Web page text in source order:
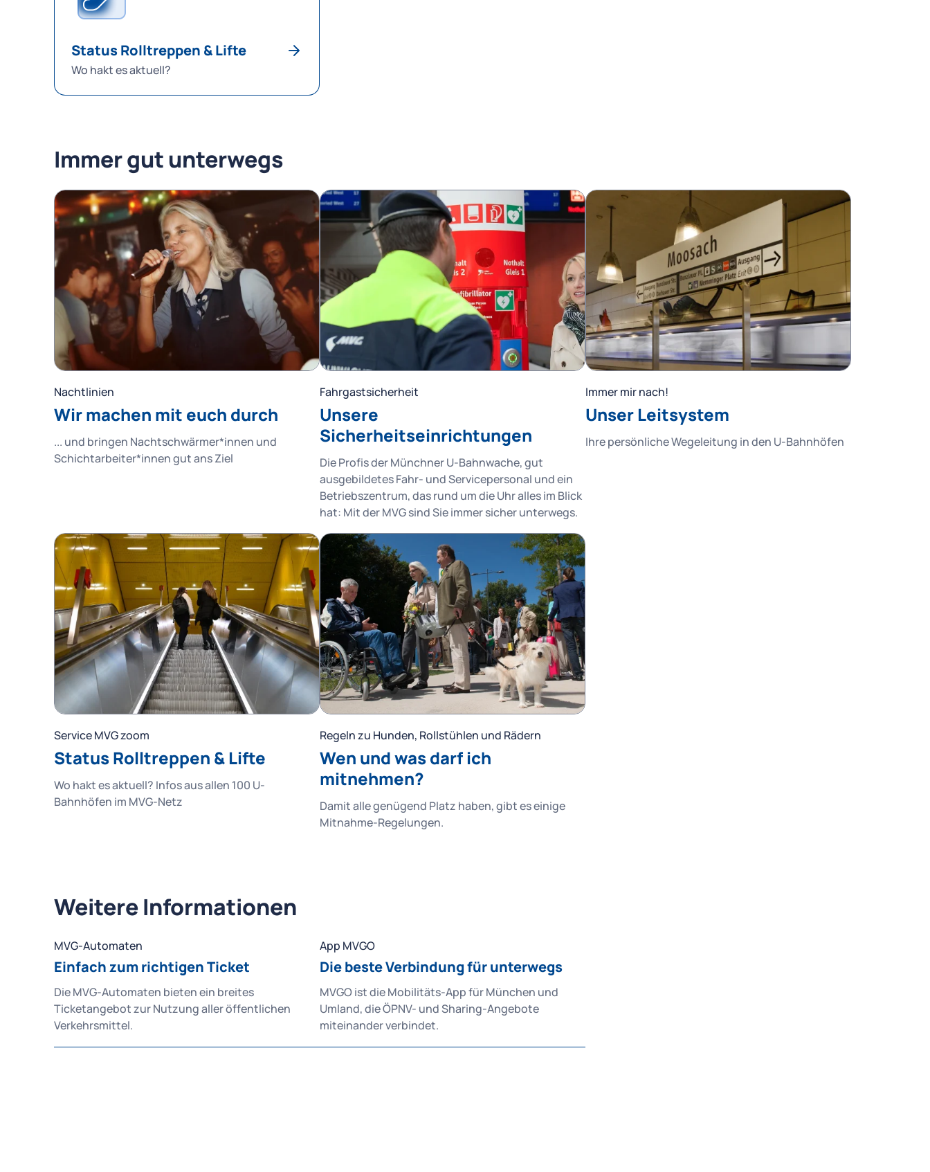
Status Rolltreppen & Lifte
Wo hakt es aktuell?
Immer gut unterwegs
Nachtlinien
Wir machen mit euch durch
... und bringen Nachtschwärmer*innen und
Schichtarbeiter*innen gut ans Ziel
Fahrgastsicherheit
Unsere
Sicherheitseinrichtungen
Die Profis der Münchner U-Bahnwache, gut
ausgebildetes Fahr- und Servicepersonal und ein
Betriebszentrum, das rund um die Uhr alles im Blick
hat: Mit der MVG sind Sie immer sicher unterwegs.
Immer mir nach!
Unser Leitsystem
Ihre persönliche Wegeleitung in den U-Bahnhöfen
Service MVG zoom
Status Rolltreppen & Lifte
Wo hakt es aktuell? Infos aus allen 100 U-
Bahnhöfen im MVG-Netz
Regeln zu Hunden, Rollstühlen und Rädern
Wen und was darf ich
mitnehmen?
Damit alle genügend Platz haben, gibt es einige
Mitnahme-Regelungen.
Weitere Informationen
MVG-Automaten
Einfach zum richtigen Ticket
Die MVG-Automaten bieten ein breites
Ticketangebot zur Nutzung aller öffentlichen
Verkehrsmittel.
App MVGO
Die beste Verbindung für unterwegs
MVGO ist die Mobilitäts-App für München und
Umland, die ÖPNV- und Sharing-Angebote
miteinander verbindet.